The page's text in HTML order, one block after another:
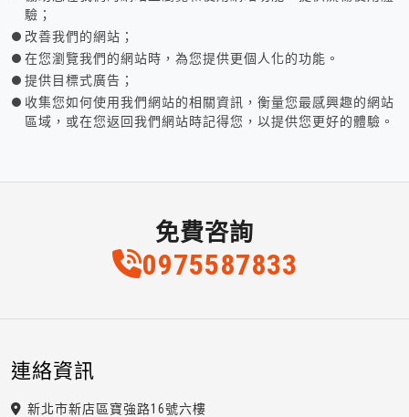
驗；
改善我們的網站；
在您瀏覽我們的網站時，為您提供更個人化的功能。
提供目標式廣告；
收集您如何使用我們網站的相關資訊，衡量您最感興趣的網站
區域，或在您返回我們網站時記得您，以提供您更好的體驗。
免費咨詢
0975587833
連絡資訊
新北市新店區寶強路16號六樓